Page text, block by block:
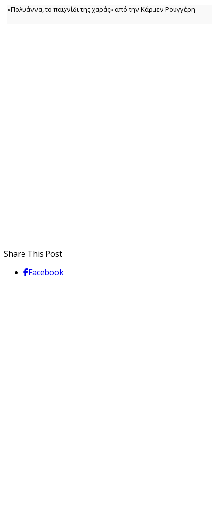
«Πολυάννα, το παιχνίδι της χαράς» από την Κάρμεν Ρουγγέρη
Share This Post
Facebook